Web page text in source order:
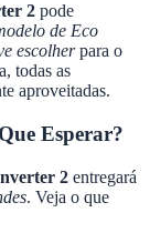
2 pode
de Eco
escolherpara o
todas as
aproveitadas.
Esperar?
2 entregará
. Veja o que